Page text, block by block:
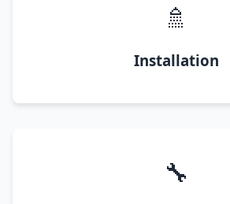
🚿
Installation
🔧